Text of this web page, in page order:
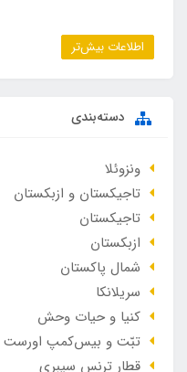
اطلاعات بیش‌تر
دسته‌بندی
ونزوئلا
تاجیکستان و ازبکستان
تاجیکستان
ازبکستان
شمال پاکستان
سریلانکا
کنیا و حیات وحش
تبّت و بیس‌کمپ اورست
قطار ترنس سیبری